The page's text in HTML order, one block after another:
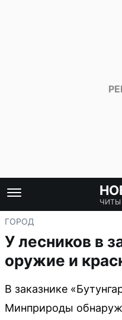
ЧИТЫ
ГОРОД
У лесников в
оружие и
В заказнике
Минприроды